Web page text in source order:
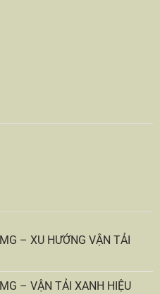
– XU HƯỚNG VẬN TẢI
– VẬN TẢI XANH HIỆU